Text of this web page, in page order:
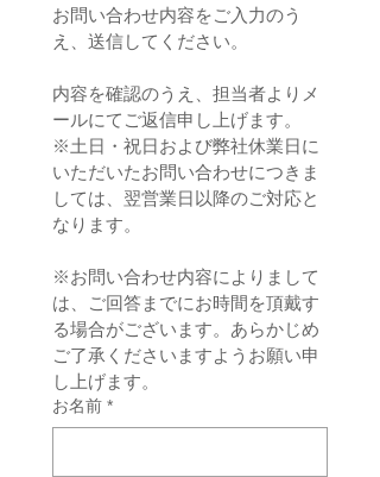
お問い合わせ内容をご入力のう
え、送信してください。
内容を確認のうえ、担当者よりメ
ールにてご返信申し上げます。
※土日・祝日および弊社休業日に
いただいたお問い合わせにつきま
しては、翌営業日以降のご対応と
なります。
※お問い合わせ内容によりまして
は、ご回答までにお時間を頂戴す
る場合がございます。あらかじめ
ご了承くださいますようお願い申
し上げます。
お名前 *